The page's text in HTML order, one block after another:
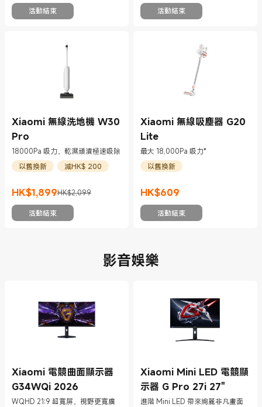
活動結束 活動結束
Xiaomi 無線洗地機 W30
Pro
18000Pa 吸力，乾濕頑漬極速吸除
以舊換新
減HK$ 200
HK$1,899
現價 HK$1899HK$2,099
市場價格 HK$2,099
活動結束
Xiaomi 無線吸塵器 G20
Lite
最大 18,000Pa 吸力*
以舊換新
HK$609
現價 HK$609
活動結束
影音娛樂
Xiaomi 電競曲面顯示器
G34WQi 2026
WQHD 21:9 超寬屏，視野更寬廣
Xiaomi Mini LED 電競顯
示器 G Pro 27i 27"
進階 Mini LED 帶來絢麗非凡畫面